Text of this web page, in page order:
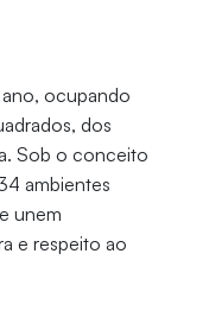
ocupando
dos
Sob o conceito
ambientes
unem
e respeito ao